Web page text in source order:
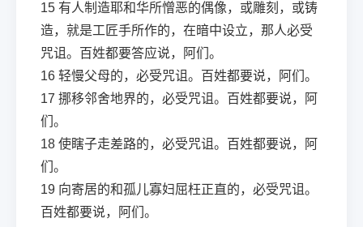
15 有人制造耶和华所憎恶的偶像，或雕刻，或铸
造，就是工匠手所作的，在暗中设立，那人必受
咒诅。百姓都要答应说，阿们。
16 轻慢父母的，必受咒诅。百姓都要说，阿们。
17 挪移邻舍地界的，必受咒诅。百姓都要说，阿
们。
18 使瞎子走差路的，必受咒诅。百姓都要说，阿
们。
19 向寄居的和孤儿寡妇屈枉正直的，必受咒诅。
百姓都要说，阿们。